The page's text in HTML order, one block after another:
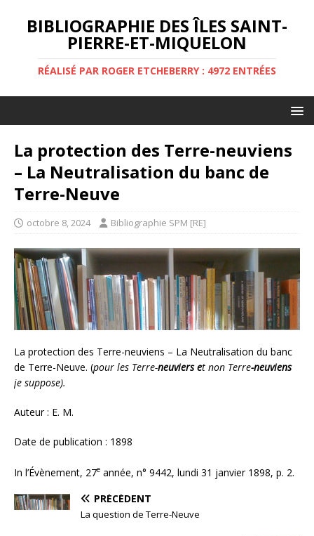
BIBLIOGRAPHIE DES ÎLES SAINT-
PIERRE-ET-MIQUELON
RÉALISÉ PAR ROGER ETCHEBERRY : 4972 ENTRÉES
La protection des Terre-neuviens
– La Neutralisation du banc de
Terre-Neuve
octobre 8, 2024 Bibliographie SPM [RE]
La protection des Terre-neuviens – La Neutralisation du banc
de Terre-Neuve. (pour les Terre-neuviers et non Terre-neuviens
je suppose).
Auteur : E. M.
Date de publication : 1898
In l’Évènement, 27e année, n° 9442, lundi 31 janvier 1898, p. 2.
PRÉCÉDENT
La question de Terre-Neuve